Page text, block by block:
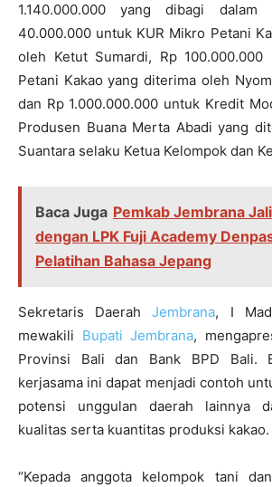
1.140.000.000 yang dibagi
40.000.000 untuk KUR Mikro Petani
oleh Ketut Sumardi, Rp 100.000.000
Petani Kakao yang diterima oleh
dan Rp 1.000.000.000 untuk Kredit
Produsen Buana Merta Abadi yang
Suantara selaku Ketua Kelompok dan
Baca Juga Pemkab Jembrana
dengan LPK Fuji Academy
Pelatihan Bahasa Jepang
Sekretaris DaerahJembrana, I
mewakili Bupati Jembrana,
Provinsi Bali dan Bank BPD Bali.
kerjasama ini dapat menjadi contoh
potensi unggulan daerah lainnya
kualitas serta kuantitas produksi kakao.
“Kepada anggota kelompok tani